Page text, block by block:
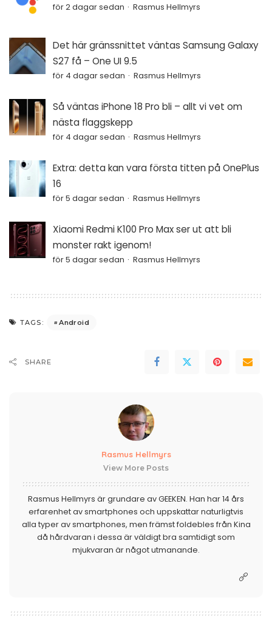
för 2 dagar sedan Rasmus Hellmyrs
Det här gränssnittet väntas Samsung Galaxy
S27 få – One UI 9.5
för 4 dagar sedan Rasmus Hellmyrs
Så väntas iPhone 18 Pro bli – allt vi vet om
nästa flaggskepp
för 4 dagar sedan Rasmus Hellmyrs
Extra: detta kan vara första titten på OnePlus
16
för 5 dagar sedan Rasmus Hellmyrs
Xiaomi Redmi K100 Pro Max ser ut att bli
monster rakt igenom!
för 5 dagar sedan Rasmus Hellmyrs
TAGS: Android
SHARE
Rasmus Hellmyrs
View More Posts
Rasmus Hellmyrs är grundare av GEEKEN. Han har 14 års
erfarenhet av smartphones och uppskattar naturligtvis
alla typer av smartphones, men främst foldebles från Kina
då hårdvaran i dessa är väldigt bra samtidigt som
mjukvaran är något utmanande.